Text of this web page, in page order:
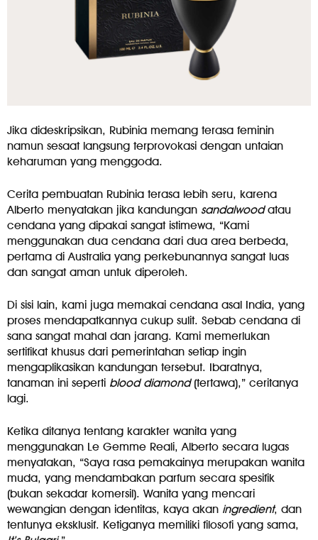
Jika dideskripsikan, Rubinia memang terasa feminin
namun sesaat langsung terprovokasi dengan untaian
keharuman yang menggoda.
Cerita pembuatan Rubinia terasa lebih seru, karena
Alberto menyatakan jika kandungan sandalwoodatau
cendana yang dipakai sangat istimewa, “Kami
menggunakan dua cendana dari dua area berbeda,
pertama di Australia yang perkebunannya sangat luas
dan sangat aman untuk diperoleh.
Di sisi lain, kami juga memakai cendana asal India, yang
proses mendapatkannya cukup sulit. Sebab cendana di
sana sangat mahal dan jarang. Kami memerlukan
sertifikat khusus dari pemerintahan setiap ingin
mengaplikasikan kandungan tersebut. Ibaratnya,
tanaman ini seperti blood diamond(tertawa),” ceritanya
lagi.
Ketika ditanya tentang karakter wanita yang
menggunakan Le Gemme Reali, Alberto secara lugas
menyatakan, “Saya rasa pemakainya merupakan wanita
muda, yang mendambakan parfum secara spesifik
(bukan sekadar komersil). Wanita yang mencari
wewangian dengan identitas, kaya akan ingredient, dan
tentunya eksklusif. Ketiganya memiliki filosofi yang sama,